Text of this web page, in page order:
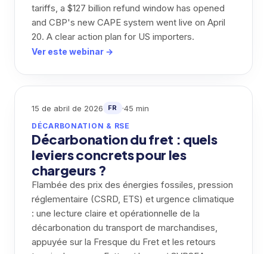
tariffs, a $127 billion refund window has opened
and CBP's new CAPE system went live on April
20. A clear action plan for US importers.
Ver este webinar →
15 de abril de 2026 FR ·45 min
DÉCARBONATION & RSE
Décarbonation du fret : quels
leviers concrets pour les
chargeurs ?
Flambée des prix des énergies fossiles, pression
réglementaire (CSRD, ETS) et urgence climatique
: une lecture claire et opérationnelle de la
décarbonation du transport de marchandises,
appuyée sur la Fresque du Fret et les retours